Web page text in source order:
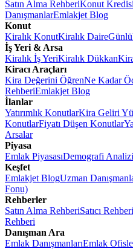
Satın Alma RehberiKonut
DanışmanlarEmlakjet Blog
Konut
Kiralık KonutKiralık Daire
İş Yeri & Arsa
Kiralık İş YeriKiralık Dükkan
Kiracı Araçları
Kira Değerini ÖğrenNe Kadar
RehberiEmlakjet Blog
İlanlar
Yatırımlık KonutlarKira Geliri
KonutlarFiyatı Düşen Konutlar
Arsalar
Piyasa
Emlak PiyasasıDemografi Analizi
Keşfet
Emlakjet BlogUzman
Fonu)
Rehberler
Satın Alma RehberiSatıcı Rehberi
Rehberi
Danışman Ara
Emlak DanışmanlarıEmlak